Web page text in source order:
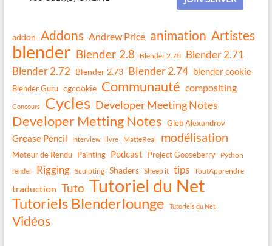
addon Addons Andrew Price animation Artistes
blender Blender 2.8 Blender 2.70
Blender 2.71
Blender 2.72 Blender 2.73 Blender 2.74 blender cookie
Blender Guru cgcookie Communauté compositing
Concours Cycles Developer Meeting Notes
Developer Metting Notes Gleb Alexandrov
Grease Pencil Interview livre MatteReal modélisation
Moteur de Rendu Painting Podcast Project Gooseberry Python
render Rigging Sculpting Shaders Sheep it tips ToutApprendre
traduction Tuto Tutoriel du Net
Tutoriels Blenderlounge Tutoriels du Net
Vidéos